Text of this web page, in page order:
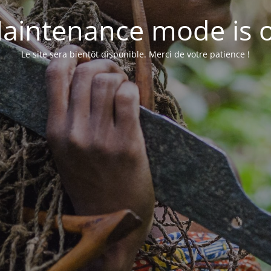
mode is
Le site sera bientôt disponible. Merci de votre patience !